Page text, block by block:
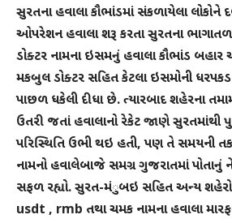
સુરતના હવાલા કૌભાંડમાં સંકળાયેલા
ઓપરેશન હવાલા શરૂ કરતા સુરતના
ડોક્ટર નામના ઇસમનું હવાલા કૌભાંડ
મકબુલ ડોક્ટર સહિત કેટલા ઇસમોની
પાછળ ધકેલી દીધા છે. ત્યારબાદ શહેરના
ઉતરી જતાં હવાલાનો રેકેટ જાણે સુરતમાંથી
પરિસ્થિતિ ઉભી થઇ હતી, પણ તે સમયની
નામનો હવાલેબાજે સમગ્ર ગુજરાતમાં પોતાનું
સફળ રહ્યો. સુરત-મંુબઇ સહિત અન્ય
usdt , rmb તથા ચમક નામના હવાલા